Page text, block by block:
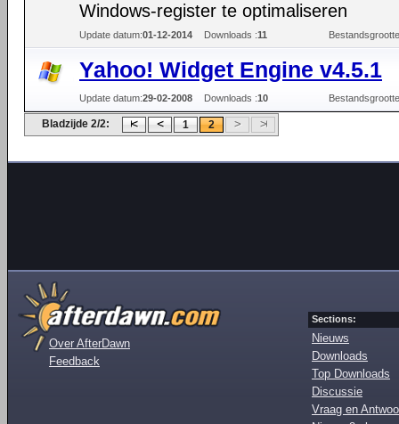
Windows-register te optimaliseren
Update datum:01-12-2014 Downloads :11
Yahoo! Widget Engine v4.5.1
Update datum:29-02-2008 Downloads :10
Bladzijde 2/2: 1 2
Over AfterDawn
Feedback
Sections:
Nieuws
Downloads
Top Downloads
Discussie
Vraag en